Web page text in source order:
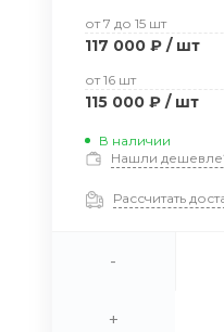
от 7 до 15 шт
117 000 ₽ / шт
от 16 шт
115 000 ₽ / шт
В наличии
Нашли
Рассчитать
-
+